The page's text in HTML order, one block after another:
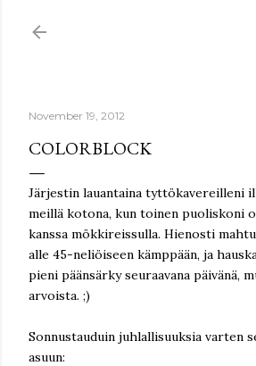
November 19, 2012
COLORBLOCK
Järjestin lauantaina tyttökavereilleni
meillä kotona, kun toinen puoliskoni
kanssa mökkireissulla. Hienosti
alle 45-neliöiseen kämppään, ja
pieni päänsärky seuraavana päivänä,
arvoista. ;)
Sonnustauduin juhlallisuuksia varten
asuun: